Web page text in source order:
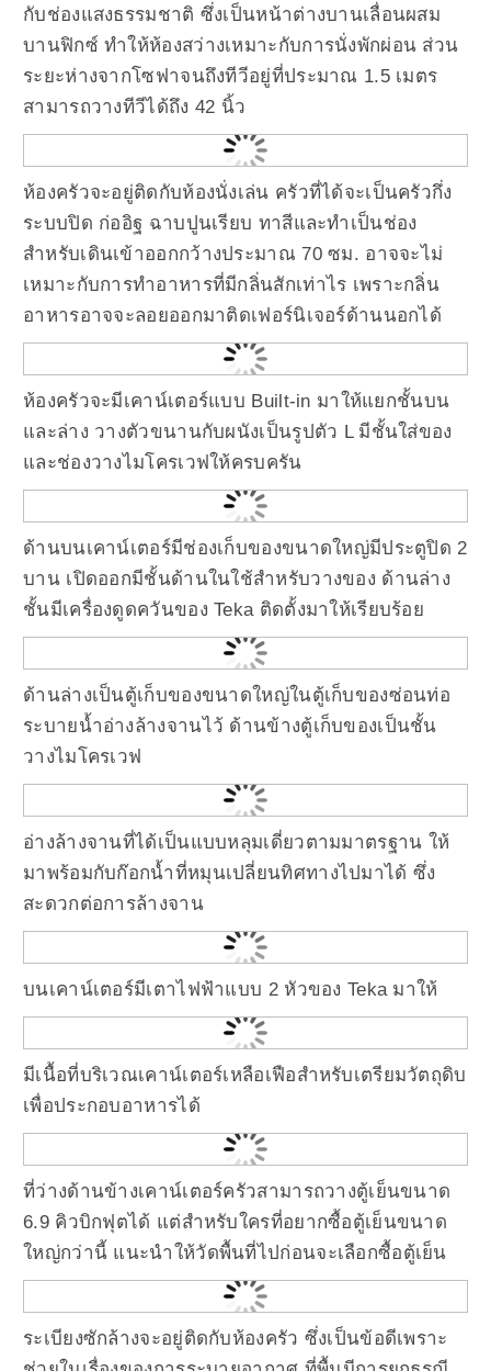
กับช่องแสงธรรมชาติ ซึ่งเป็นหน้าต่างบานเลื่อนผสม
บานฟิกซ์ ทำให้ห้องสว่างเหมาะกับการนั่งพักผ่อน ส่วน
ระยะห่างจากโซฟาจนถึงทีวีอยู่ที่ประมาณ 1.5 เมตร
สามารถวางทีวีได้ถึง 42 นิ้ว
ห้องครัวจะอยู่ติดกับห้องนั่งเล่น ครัวที่ได้จะเป็นครัวกึ่ง
ระบบปิด ก่ออิฐ ฉาบปูนเรียบ ทาสีและทำเป็นช่อง
สำหรับเดินเข้าออกกว้างประมาณ 70 ซม. อาจจะไม่
เหมาะกับการทำอาหารที่มีกลิ่นสักเท่าไร เพราะกลิ่น
อาหารอาจจะลอยออกมาติดเฟอร์นิเจอร์ด้านนอกได้
ห้องครัวจะมีเคาน์เตอร์แบบ Built-in มาให้แยกชั้นบน
และล่าง วางตัวขนานกับผนังเป็นรูปตัว L มีชั้นใส่ของ
และช่องวางไมโครเวฟให้ครบครัน
ด้านบนเคาน์เตอร์มีช่องเก็บของขนาดใหญ่มีประตูปิด 2
บาน เปิดออกมีชั้นด้านในใช้สำหรับวางของ ด้านล่าง
ชั้นมีเครื่องดูดควันของ Teka ติดตั้งมาให้เรียบร้อย
ด้านล่างเป็นตู้เก็บของขนาดใหญ่ในตู้เก็บของซ่อนท่อ
ระบายน้ำอ่างล้างจานไว้ ด้านข้างตู้เก็บของเป็นชั้น
วางไมโครเวฟ
อ่างล้างจานที่ได้เป็นแบบหลุมเดี่ยวตามมาตรฐาน ให้
มาพร้อมกับก๊อกน้ำที่หมุนเปลี่ยนทิศทางไปมาได้ ซึ่ง
สะดวกต่อการล้างจาน
บนเคาน์เตอร์มีเตาไฟฟ้าแบบ 2 หัวของ Teka มาให้
มีเนื้อที่บริเวณเคาน์เตอร์เหลือเฟือสำหรับเตรียมวัตถุดิบ
เพื่อประกอบอาหารได้
ที่ว่างด้านข้างเคาน์เตอร์ครัวสามารถวางตู้เย็นขนาด
6.9 คิวบิกฟุตได้ แต่สำหรับใครที่อยากซื้อตู้เย็นขนาด
ใหญ่กว่านี้ แนะนำให้วัดพื้นที่ไปก่อนจะเลือกซื้อตู้เย็น
ระเบียงซักล้างจะอยู่ติดกับห้องครัว ซึ่งเป็นข้อดีเพราะ